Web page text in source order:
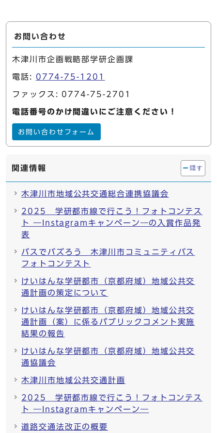
お問い合わせ
木津川市企画戦略部学研企画課
電話: 0774-75-1201
ファックス: 0774-75-2701
電話番号のかけ間違いにご注意ください！
お問い合わせフォーム
関連情報 隠す
木津川市地域公共交通総合連携協議会
2025 学研都市線で行こう！フォトコンテス
ト ―Instagramキャンペーン―の入賞作品発
表
バスでバズろう 木津川市コミュニティバス
フォトコンテスト
けいはんな学研都市（京都府域）地域公共交
通計画の策定について
けいはんな学研都市（京都府域）地域公共交
通計画（案）に係るパブリックコメント実施
結果の報告
けいはんな学研都市（京都府域）地域公共交
通協議会
木津川市地域公共交通計画
2025 学研都市線で行こう！フォトコンテス
ト ―Instagramキャンペーン―
道路交通法改正の概要